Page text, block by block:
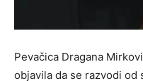
Pevačica Dragana
objavila da se razvodi od